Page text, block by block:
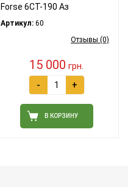
Forse 6СТ-190 Аз
Артикул: 60
Отзывы (0)
15 000 грн.
- +
В КОРЗИНУ